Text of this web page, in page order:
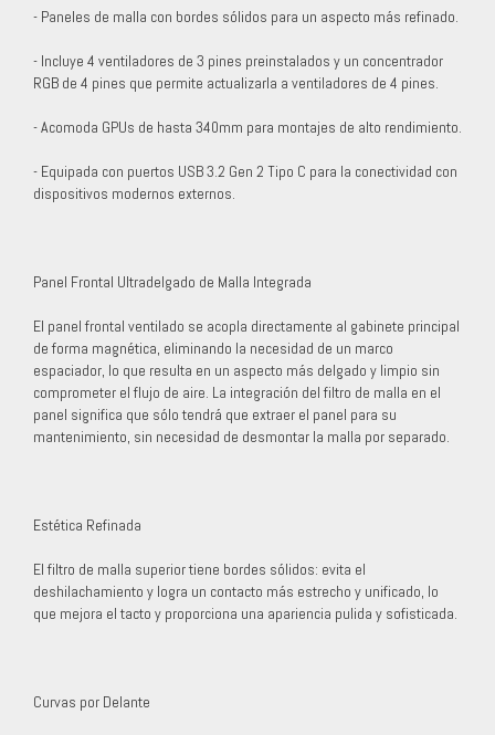
- Paneles de malla con bordes sólidos para un aspecto más refinado.
- Incluye 4 ventiladores de 3 pines preinstalados y un concentrador
RGB de 4 pines que permite actualizarla a ventiladores de 4 pines.
- Acomoda GPUs de hasta 340mm para montajes de alto rendimiento.
- Equipada con puertos USB 3.2 Gen 2 Tipo C para la conectividad con
dispositivos modernos externos.
Panel Frontal Ultradelgado de Malla Integrada
El panel frontal ventilado se acopla directamente al gabinete principal
de forma magnética, eliminando la necesidad de un marco
espaciador, lo que resulta en un aspecto más delgado y limpio sin
comprometer el flujo de aire. La integración del filtro de malla en el
panel significa que sólo tendrá que extraer el panel para su
mantenimiento, sin necesidad de desmontar la malla por separado.
Estética Refinada
El filtro de malla superior tiene bordes sólidos: evita el
deshilachamiento y logra un contacto más estrecho y unificado, lo
que mejora el tacto y proporciona una apariencia pulida y sofisticada.
Curvas por Delante